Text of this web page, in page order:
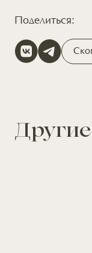
Поделиться: